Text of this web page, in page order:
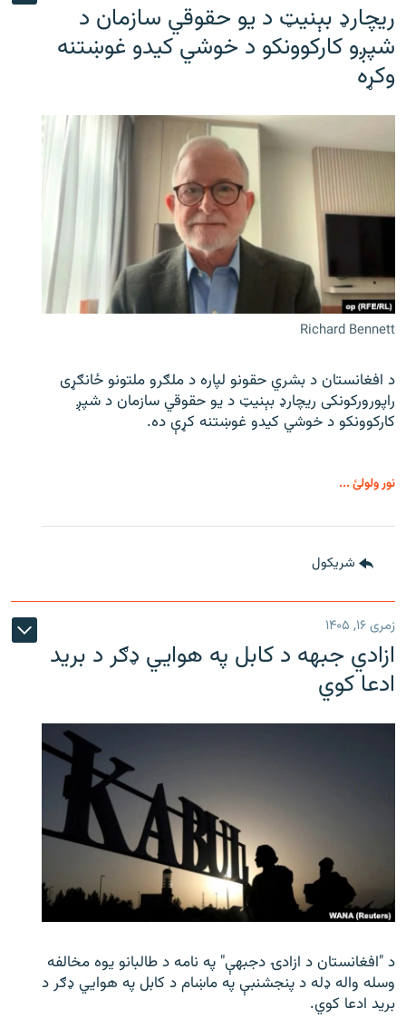
ریچارډ بېنیټ د یو حقوقي سازمان د
شپږو کارکوونکو د خوشي کیدو غوښتنه
وکړه
Richard Bennett
د افغانستان د بشري حقونو لپاره د ملګرو ملتونو ځانګړی
راپورورکونکی ریچارډ بېنیټ د یو حقوقي سازمان د شپږ
کارکوونکو د خوشي کیدو غوښتنه کړې ده.
نور ولولئ ...
شريکول
زمری ۱۶, ۱۴۰۵
ازادي جبهه د کابل په هوايي ډګر د برید
ادعا کوي
د "افغانستان د ازادۍ دجبهې" په نامه د طالبانو یوه مخالفه
وسله واله ډله د پنجشنبې په ماښام د کابل په هوايي ډګر د
برید ادعا کوي.